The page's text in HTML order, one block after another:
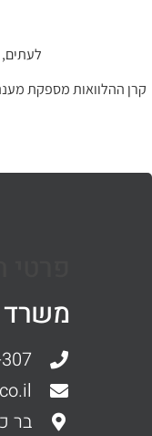
לעתים,
קרן ההלוואות מספקת מענה
בר